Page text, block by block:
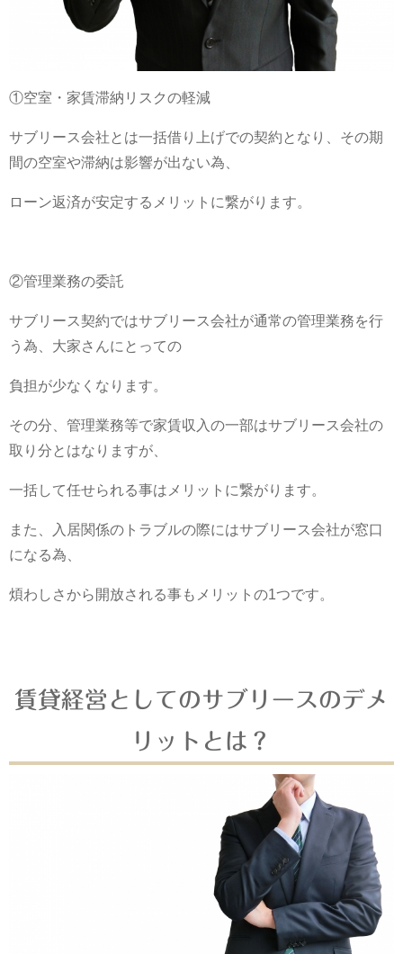
①空室・家賃滞納リスクの軽減
サブリース会社とは一括借り上げでの契約となり、その期
間の空室や滞納は影響が出ない為、
ローン返済が安定するメリットに繋がります。
②管理業務の委託
サブリース契約ではサブリース会社が通常の管理業務を行
う為、大家さんにとっての
負担が少なくなります。
その分、管理業務等で家賃収入の一部はサブリース会社の
取り分とはなりますが、
一括して任せられる事はメリットに繋がります。
また、入居関係のトラブルの際にはサブリース会社が窓口
になる為、
煩わしさから開放される事もメリットの1つです。
賃貸経営としてのサブリースのデメ
リットとは？